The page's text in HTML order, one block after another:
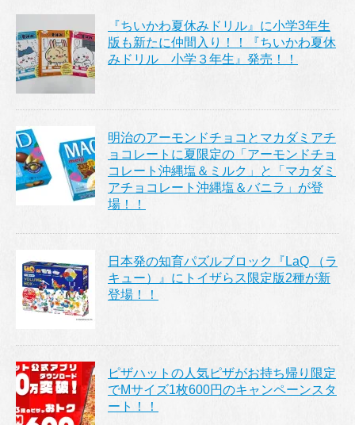
『ちいかわ夏休みドリル』に小学3年生
版も新たに仲間入り！！『ちいかわ夏休
みドリル 小学３年生』発売！！
明治のアーモンドチョコとマカダミアチ
ョコレートに夏限定の「アーモンドチョ
コレート沖縄塩＆ミルク」と「マカダミ
アチョコレート沖縄塩＆バニラ」が登
場！！
日本発の知育パズルブロック『LaQ （ラ
キュー）』にトイザらス限定版2種が新
登場！！
ピザハットの人気ピザがお持ち帰り限定
でMサイズ1枚600円のキャンペーンスタ
ート！！